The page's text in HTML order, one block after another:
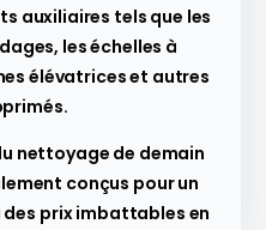
auxiliaires tels que les
les échelles à
élévatrices et autres
nettoyage de demain
conçus pour un
prix imbattables en